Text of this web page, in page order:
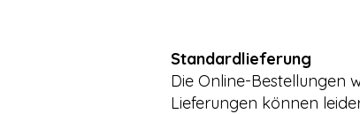
Standardlieferung
Die Online-Bestellungen
Lieferungen können